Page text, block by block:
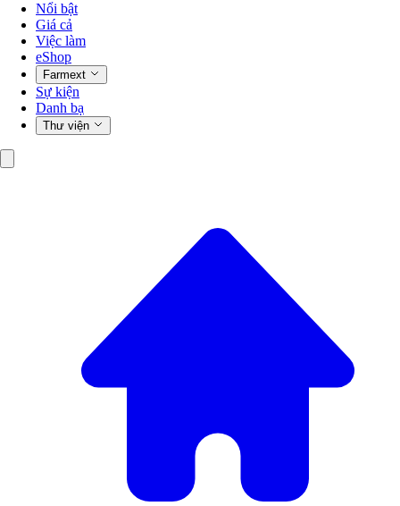
Nổi bật
Giá cả
Việc làm
eShop
Farmext
Sự kiện
Danh bạ
Thư viện